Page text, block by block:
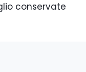
conservate